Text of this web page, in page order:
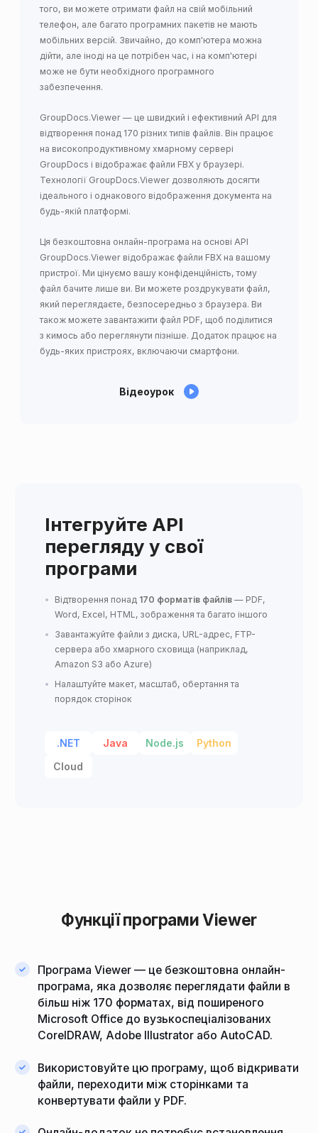
того, ви можете отримати файл на свій мобільний
телефон, але багато програмних пакетів не мають
мобільних версій. Звичайно, до комп'ютера можна
дійти, але іноді на це потрібен час, і на комп'ютері
може не бути необхідного програмного
забезпечення.
GroupDocs.Viewer — це швидкий і ефективний API для
відтворення понад 170 різних типів файлів. Він працює
на високопродуктивному хмарному сервері
GroupDocs і відображає файли FBX у браузері.
Технології GroupDocs.Viewer дозволяють досягти
ідеального і однакового відображення документа на
будь-якій платформі.
Ця безкоштовна онлайн-програма на основі API
GroupDocs.Viewer відображає файли FBX на вашому
пристрої. Ми цінуємо вашу конфіденційність, тому
файл бачите лише ви. Ви можете роздрукувати файл,
який переглядаєте, безпосередньо з браузера. Ви
також можете завантажити файл PDF, щоб поділитися
з кимось або переглянути пізніше. Додаток працює на
будь-яких пристроях, включаючи смартфони.
Відеоурок
Інтегруйте API
перегляду у свої
програми
Відтворення понад 170 форматів файлів — PDF,
Word, Excel, HTML, зображення та багато іншого
Завантажуйте файли з диска, URL-адрес, FTP-
сервера або хмарного сховища (наприклад,
Amazon S3 або Azure)
Налаштуйте макет, масштаб, обертання та
порядок сторінок
.NET Java Node.js
Python
Cloud
Функції програми Viewer
Програма Viewer — це безкоштовна онлайн-
програма, яка дозволяє переглядати файли в
більш ніж 170 форматах, від поширеного
Microsoft Office до вузькоспеціалізованих
CorelDRAW, Adobe Illustrator або AutoCAD.
Використовуйте цю програму, щоб відкривати
файли, переходити між сторінками та
конвертувати файли у PDF.